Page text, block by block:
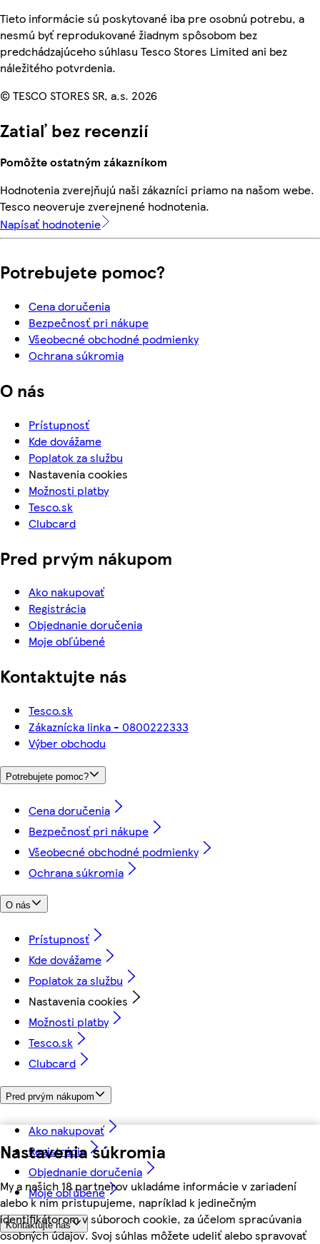
Nastavenia súkromia
My a našich 18 partnerov ukladáme informácie v zariadení
alebo k nim pristupujeme, napríklad k jedinečným
identifikátorom v súboroch cookie, za účelom spracúvania
osobných údajov. Svoj súhlas môžete udeliť alebo spravovať
Tieto informácie sú poskytované iba pre osobnú potrebu, a
nesmú byť reprodukované žiadnym spôsobom bez
predchádzajúceho súhlasu Tesco Stores Limited ani bez
náležitého potvrdenia.
© TESCO STORES SR, a.s. 2026
Zatiaľ bez recenzií
Pomôžte ostatným zákazníkom
Hodnotenia zverejňujú naši zákazníci priamo na našom webe.
Tesco neoveruje zverejnené hodnotenia.
Napísať hodnotenie
Potrebujete pomoc?
Cena doručenia
Bezpečnosť pri nákupe
Všeobecné obchodné podmienky
Ochrana súkromia
O nás
Prístupnosť
Kde dovážame
Poplatok za službu
Nastavenia cookies
Možnosti platby
Tesco.sk
Clubcard
Pred prvým nákupom
Ako nakupovať
Registrácia
Objednanie doručenia
Moje obľúbené
Kontaktujte nás
Tesco.sk
Zákaznícka linka - 0800222333
Výber obchodu
Potrebujete pomoc?
Cena doručenia
Bezpečnosť pri nákupe
Všeobecné obchodné podmienky
Ochrana súkromia
O nás
Prístupnosť
Kde dovážame
Poplatok za službu
Nastavenia cookies
Možnosti platby
Tesco.sk
Clubcard
Pred prvým nákupom
Ako nakupovať
Registrácia
Objednanie doručenia
Moje obľúbené
Kontaktujte nás